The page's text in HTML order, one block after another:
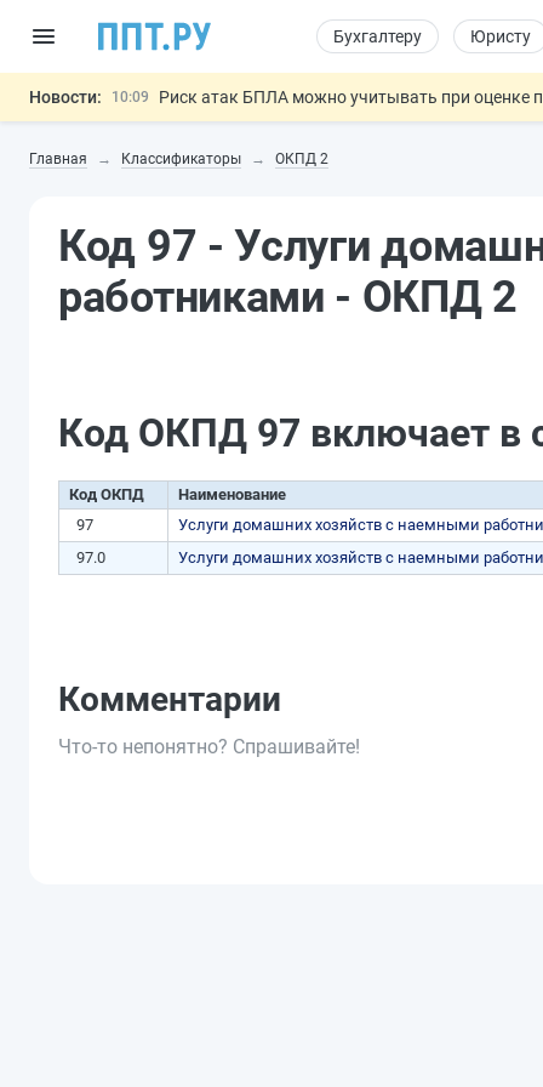
Бухгалтеру Юристу
Новости: 10:09 Риск атак БПЛА можно учитывать при оценке
05.08 Обновили сообщения НПФ о договорах НПО и
05.08
Важно Подписан закон об упрощении
Главная Классификаторы ОКПД 2
Код 97 - Услуги
работниками - ОКПД 2
Код ОКПД 97 включает в
Код ОКПД
Наименование
97
Услуги домашних хозяйств с наемными
97.0
Услуги домашних хозяйств с наемными
Комментарии
Что-то непонятно? Спрашивайте!